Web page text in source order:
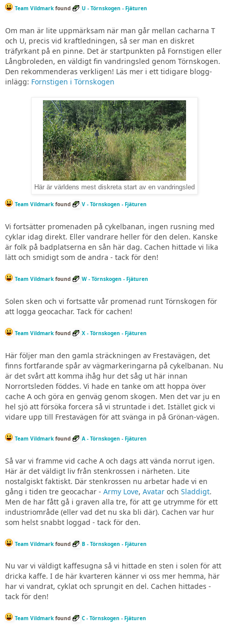
Team Vildmark found U - Törnskogen - Fjäturen
Om man är lite uppmärksam när man går mellan cacharna T
och U, precis vid kraftledningen, så ser man en diskret
träfyrkant på en pinne. Det är startpunkten på Fornstigen eller
Långbroleden, en väldigt fin vandringsled genom Törnskogen.
Den rekommenderas verkligen! Läs mer i ett tidigare blogg-
inlägg: Fornstigen i Törnskogen
Här är världens mest diskreta start av en vandringsled
Team Vildmark found V - Törnskogen - Fjäturen
Vi fortsätter promenaden på cykelbanan, ingen rusning med
cyklar idag direkt. Eller vandrare heller för den delen. Kanske
är folk på badplatserna en sån här dag. Cachen hittade vi lika
lätt och smidigt som de andra - tack för den!
Team Vildmark found W - Törnskogen - Fjäturen
Solen sken och vi fortsatte vår promenad runt Törnskogen för
att logga geocachar. Tack för cachen!
Team Vildmark found X - Törnskogen - Fjäturen
Här följer man den gamla sträckningen av Frestavägen, det
finns fortfarande spår av vägmarkeringarna på cykelbanan. Nu
är det svårt att komma ihåg hur det såg ut här innan
Norrortsleden föddes. Vi hade en tanke om att hoppa över
cache A och göra en genväg genom skogen. Men det var ju en
hel sjö att försöka forcera så vi struntade i det. Istället gick vi
vidare upp till Frestavägen för att svänga in på Grönan-vägen.
Team Vildmark found A - Törnskogen - Fjäturen
Så var vi framme vid cache A och dags att vända norrut igen.
Här är det väldigt liv från stenkrossen i närheten. Lite
nostalgiskt faktiskt. Där stenkrossen nu arbetar hade vi en
gång i tiden tre geocachar - Army Love, Avatar och Sladdigt.
Men de har fått gå i graven alla tre, för att ge utrymme för ett
industriområde (eller vad det nu ska bli där). Cachen var hur
som helst snabbt loggad - tack för den.
Team Vildmark found B - Törnskogen - Fjäturen
Nu var vi väldigt kaffesugna så vi hittade en sten i solen för att
dricka kaffe. I de här kvarteren känner vi oss mer hemma, här
har vi vandrat, cyklat och sprungit en del. Cachen hittades -
tack för den!
Team Vildmark found C - Törnskogen - Fjäturen